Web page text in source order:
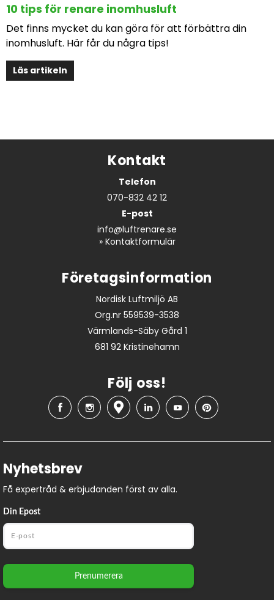
10 tips för renare inomhusluft
Det finns mycket du kan göra för att förbättra din
inomhusluft. Här får du några tips!
Läs artikeln
Kontakt
Telefon
070-832 42 12
E-post
info@luftrenare.se
» Kontaktformulär
Företagsinformation
Nordisk Luftmiljö AB
Org.nr 559539-3538
Värmlands-Säby Gård 1
681 92 Kristinehamn
Följ oss!
Nyhetsbrev
Få expertråd & erbjudanden först av alla.
Din Epost
Prenumerera